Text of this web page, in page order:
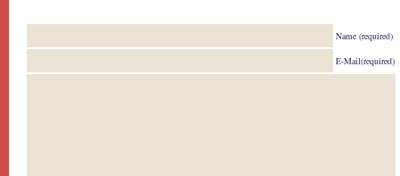
Name (required)
E-Mail(required)